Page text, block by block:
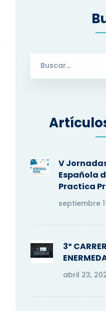
r
:
V
Española
Practica
septiembre
3º
abril 23,